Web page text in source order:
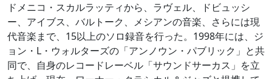
ドメニコ・スカルラッティから、ラヴェル、ドビュッシ
ー、アイブス、バルトーク、メシアンの音楽、さらには現
代音楽まで、15以上のソロ録音を行った。1998年には、ジ
ョン・L・ウォルターズの「アンノウン・パブリック」と共
同で、自身のレコードレーベル「サウンドサーカス」を立